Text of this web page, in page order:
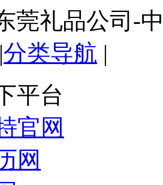
莞礼品公司-
|分类导航 |
平台
官网
网